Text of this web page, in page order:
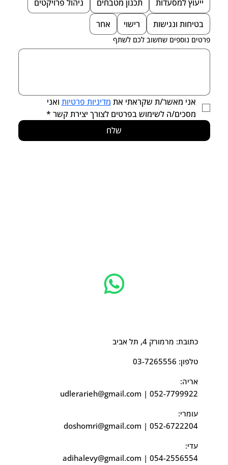
ייעוץ למסעדות תכנון מטבחים
ניהול פרויקטים
בטיחות ונגישות
רישוי אחר
פרטים נוספים שחשוב לכם לשתף
אני מאשר/ת שקראתי את מדיניות פרטיות
מסכים/ה לשימוש בפרטים לצורך יצירת קשר *
שלח
כתובת: מרמורק 4, תל אביב
טלפון: 03-7265556
אריה:
udlerarieh@gmail.com |052-7799922
עומרי:
doshomri@gmail.com |052-6722204
עדי:
adihalevy@gmail.com |054-2556554